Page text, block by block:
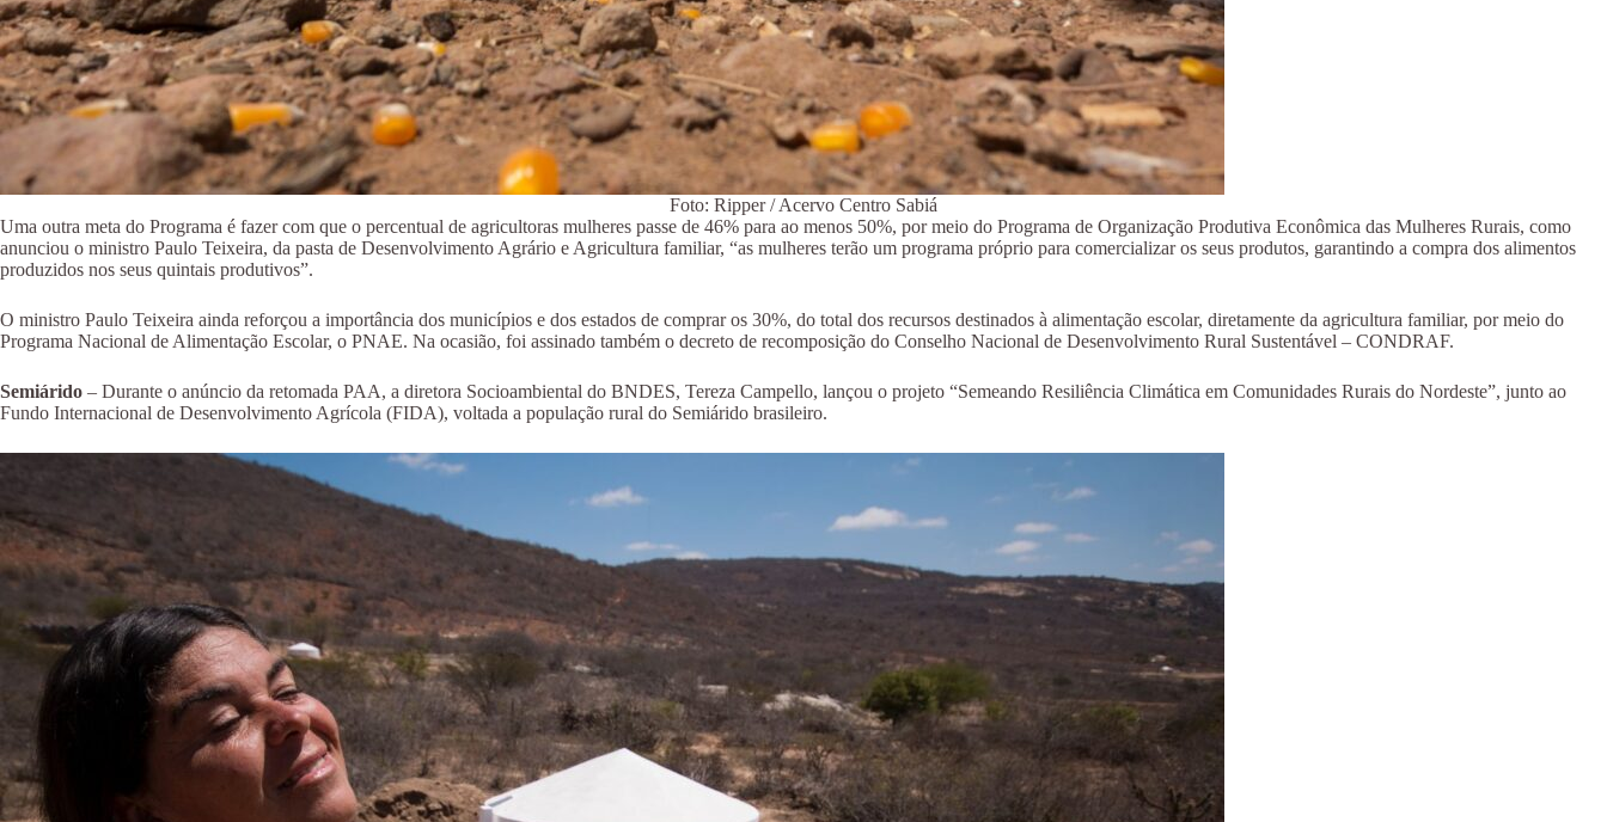
Foto: Ripper / Acervo Centro Sabiá
Uma outra meta do Programa é fazer com que o percentual de agricultoras mulheres passe de 46% para ao menos 50%, por meio do Programa de Organização Produtiva Econômica das Mulheres Rurais, como
anunciou o ministro Paulo Teixeira, da pasta de Desenvolvimento Agrário e Agricultura familiar, “as mulheres terão um programa próprio para comercializar os seus produtos, garantindo a compra dos alimentos
produzidos nos seus quintais produtivos”.
O ministro Paulo Teixeira ainda reforçou a importância dos municípios e dos estados de comprar os 30%, do total dos recursos destinados à alimentação escolar, diretamente da agricultura familiar, por meio do
Programa Nacional de Alimentação Escolar, o PNAE. Na ocasião, foi assinado também o decreto de recomposição do Conselho Nacional de Desenvolvimento Rural Sustentável – CONDRAF.
Semiárido – Durante o anúncio da retomada PAA, a diretora Socioambiental do BNDES, Tereza Campello, lançou o projeto “Semeando Resiliência Climática em Comunidades Rurais do Nordeste”, junto ao
Fundo Internacional de Desenvolvimento Agrícola (FIDA), voltada a população rural do Semiárido brasileiro.